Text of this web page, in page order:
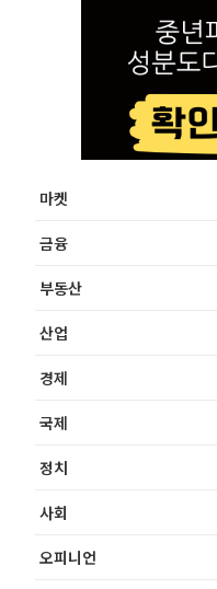
마켓
금융
부동산
산업
경제
국제
정치
사회
오피니언